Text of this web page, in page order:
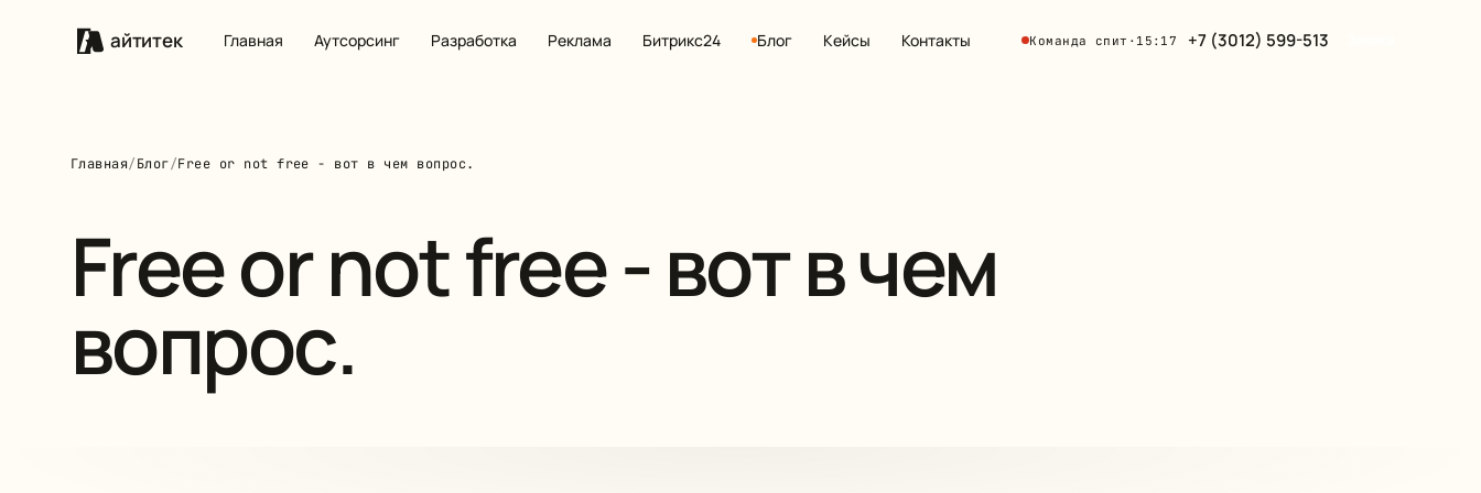
айтитек Главная Аутсорсинг Разработка Реклама Битрикс24 Блог Кейсы Контакты Команда спит · 15:17 +7 (3012) 599-513
Главная/Блог/Free or not free - вот в чем вопрос.
Free or not free - вот в чем
вопрос.